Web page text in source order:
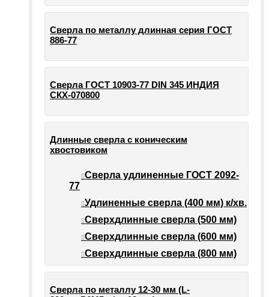
Сверла по металлу длинная серия ГОСТ
886-77
Сверла ГОСТ 10903-77 DIN 345 ИНДИЯ
СКХ-070800
Длинные сверла с коническим
хвостовиком
Сверла удлиненные ГОСТ 2092-
77
Удлиненные сверла (400 мм) к/хв.
Сверхдлинные сверла (500 мм)
Сверхдлинные сверла (600 мм)
Сверхдлинные сверла (800 мм)
Сверла по металлу 12-30 мм (L-